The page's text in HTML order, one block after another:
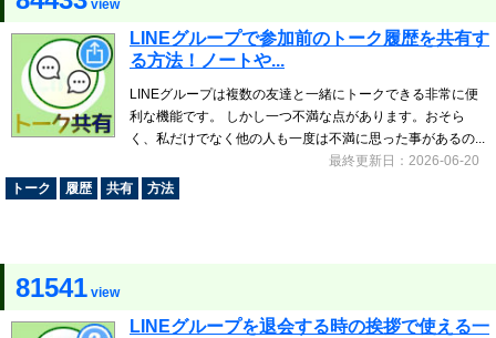
view
LINEグループで参加前のトーク履歴を共有す
る方法！ノートや...
LINEグループは複数の友達と一緒にトークできる非常に便
利な機能です。 しかし一つ不満な点があります。おそら
く、私だけでなく他の人も一度は不満に思った事があるの...
最終更新日：2026-06-20
トーク
履歴 共有 方法
81541 view
LINEグループを退会する時の挨拶で使える一